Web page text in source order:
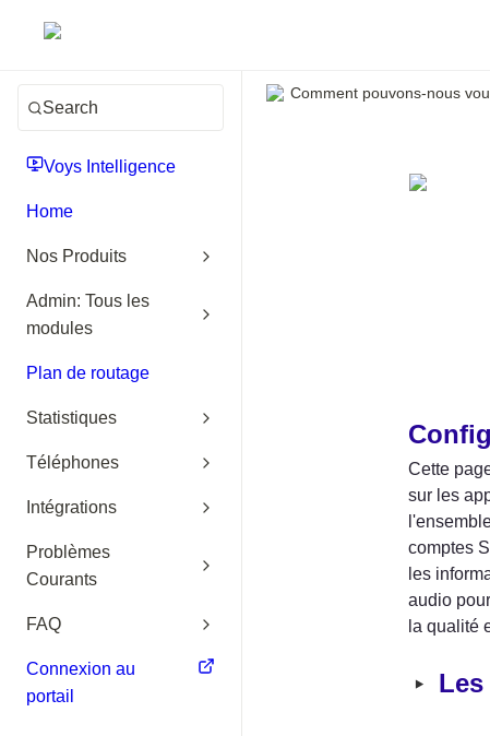
Search
Voys Intelligence
Home
Nos Produits
Admin: Tous les
modules
Plan de routage
Statistiques
Téléphones
Intégrations
Problèmes
Courants
FAQ
Connexion au
portail
Comment pouvons-nous
Cette
sur les
comptes
les
audio
la qualité
‣